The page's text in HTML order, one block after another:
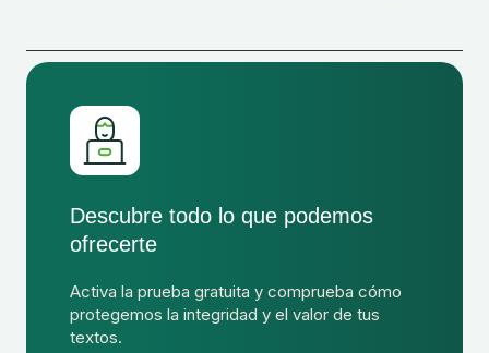
Descubre todo lo que podemos
ofrecerte
Activa la prueba gratuita y comprueba cómo
protegemos la integridad y el valor de tus
textos.